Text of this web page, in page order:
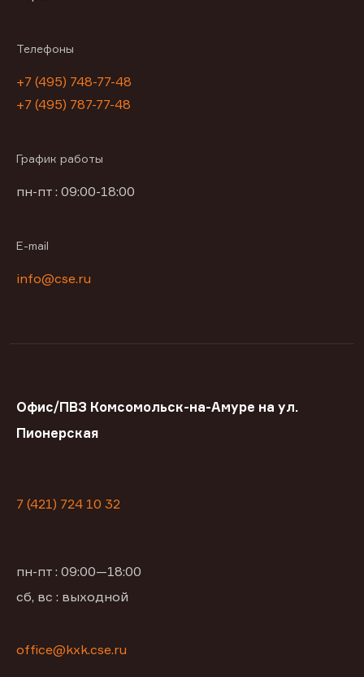
Телефоны
+7 (495) 748-77-48
+7 (495) 787-77-48
График работы
пн-пт : 09:00-18:00
E-mail
info@cse.ru
Офис/ПВЗ Комсомольск-на-Амуре на ул.
Пионерская
7 (421) 724 10 32
пн-пт : 09:00—18:00
сб, вс : выходной
office@kxk.cse.ru